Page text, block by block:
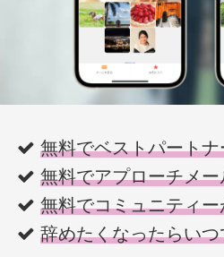
無料でベストパート
無料でアプローチメ
無料でコミュニティ
辞めたくなったらい